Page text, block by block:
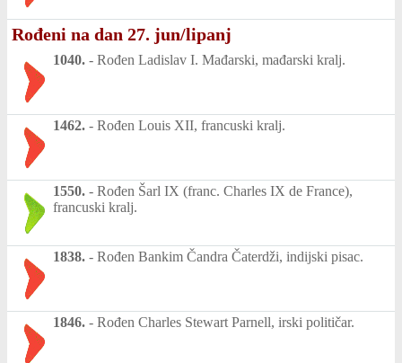
Rođeni na dan 27. jun/lipanj
1040. - Rođen Ladislav I. Mađarski, mađarski kralj.
1462. - Rođen Louis XII, francuski kralj.
1550. - Rođen Šarl IX (franc. Charles IX de France),
francuski kralj.
1838. - Rođen Bankim Čandra Čaterdži, indijski pisac.
1846. - Rođen Charles Stewart Parnell, irski političar.